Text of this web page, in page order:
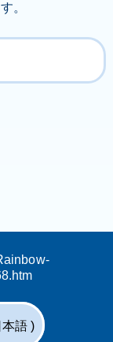
。
語 )